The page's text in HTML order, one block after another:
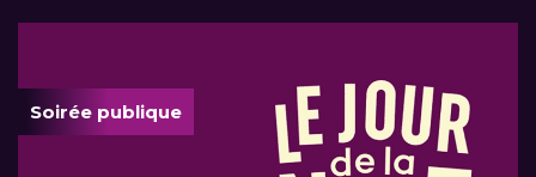
Soirée publique